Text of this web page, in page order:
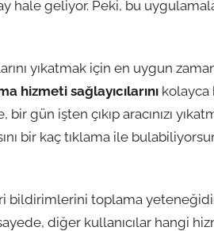
hale geliyor. Peki, bu
yıkatmak için en uygun
hizmeti sağlayıcılarını kolayca
gün işten çıkıp aracınızı
bir kaç tıklama ile
bildirimlerini toplama
diğer kullanıcılar hangi